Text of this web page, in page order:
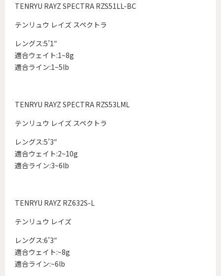
TENRYU RAYZ SPECTRA RZS51LL-BC
テンリュウ レイズ スペクトラ
レングス:5’1″
適合ウェイト:1~8g
適合ライン:1~5lb
TENRYU RAYZ SPECTRA RZS53LML
テンリュウ レイズ スペクトラ
レングス:5’3″
適合ウェイト:2~10g
適合ライン:3~6lb
TENRYU RAYZ RZ632S-L
テンリュウ レイズ
レングス:6’3″
適合ウェイト:~8g
適合ライン:~6lb